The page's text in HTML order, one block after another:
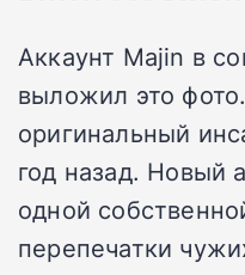
Аккаунт Majin в
выложил это
оригинальный
год назад. Новый
одной
перепечатки